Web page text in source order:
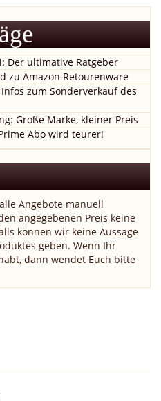
Der ultimative Ratgeber
zu Amazon Retourenware
zum Sonderverkauf des
Große Marke, kleiner Preis
Abo wird teurer!
Angebote manuell
angegebenen Preis keine
können wir keine Aussage
geben. Wenn Ihr
dann wendet Euch bitte